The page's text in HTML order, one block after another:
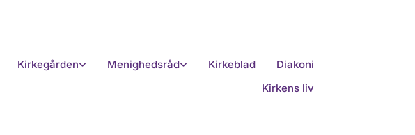
Kirkegården Menighedsråd Kirkeblad
Diakoni
Kirkens liv